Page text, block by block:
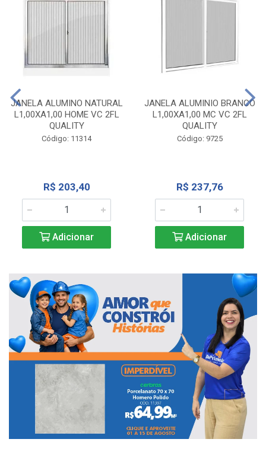
JANELA ALUMINO NATURAL
L1,00XA1,00 HOME VC 2FL
QUALITY
Código: 11314
R$ 203,40
Adicionar
JANELA ALUMINIO BRANCO
L1,00XA1,00 MC VC 2FL
QUALITY
Código: 9725
R$ 237,76
Adicionar